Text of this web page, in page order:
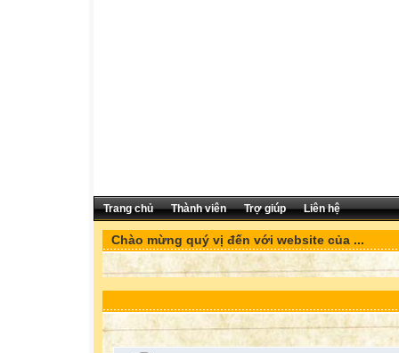
Trang chủ Thành viên Trợ giúp Liên hệ
Chào mừng quý vị đến với website của ...